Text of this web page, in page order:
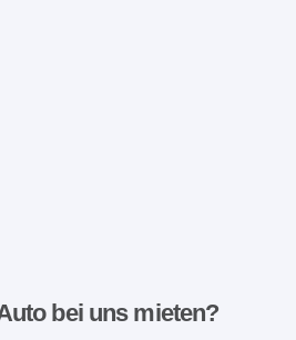
bei uns mieten?